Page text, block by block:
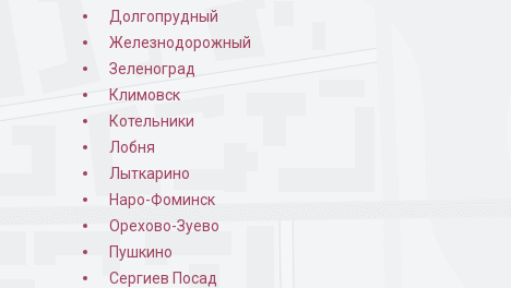
Долгопрудный
Железнодорожный
Зеленоград
Климовск
Котельники
Лобня
Лыткарино
Наро-Фоминск
Орехово-Зуево
Пушкино
Сергиев Посад